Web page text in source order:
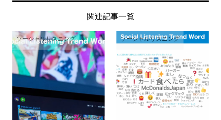
関連記事一覧
ソーシャルリスニング ソーシャルリスニング